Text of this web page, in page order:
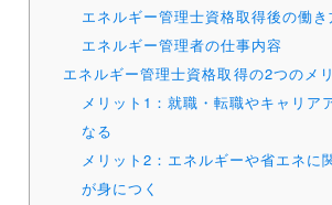
エネルギー管理士資格取得後の働き
エネルギー管理者の仕事内容
エネルギー管理士資格取得の2つのメ
メリット1：就職・転職やキャリア
なる
メリット2：エネルギーや省エネに
が身につく